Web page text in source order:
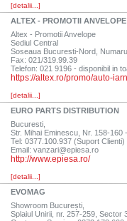
[detalii...]
ALTEX - PROMOTII ANVELOPE
Altex - Promotii Anvelope
Sediul Central
Soseaua Bucuresti-Nord,
Fax: 021/319.99.39
Telefon: 021 9196 - disponibil in
https://altex.ro/promo/auto-
[detalii...]
EURO PARTS DISTRIBUTION
Bucuresti,
Str. Mihai Eminescu, Nr. 158-
Tel: 0377.100.937 (Suport Clienti)
Email: vanzari@epiesa.ro
http://www.epiesa.ro/
[detalii...]
EVOMAG
Showroom București,
Splaiul Unirii, nr. 257-259, Sector